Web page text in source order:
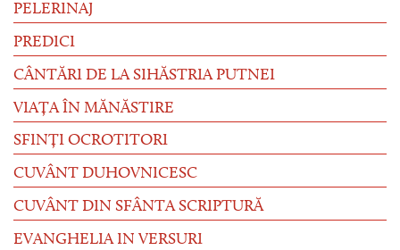
PELERINAJ
PREDICI
CÂNTĂRI DE LA SIHĂSTRIA PUTNEI
VIAȚA ÎN MĂNĂSTIRE
SFINȚI OCROTITORI
CUVÂNT DUHOVNICESC
CUVÂNT DIN SFÂNTA SCRIPTURĂ
EVANGHELIA IN VERSURI